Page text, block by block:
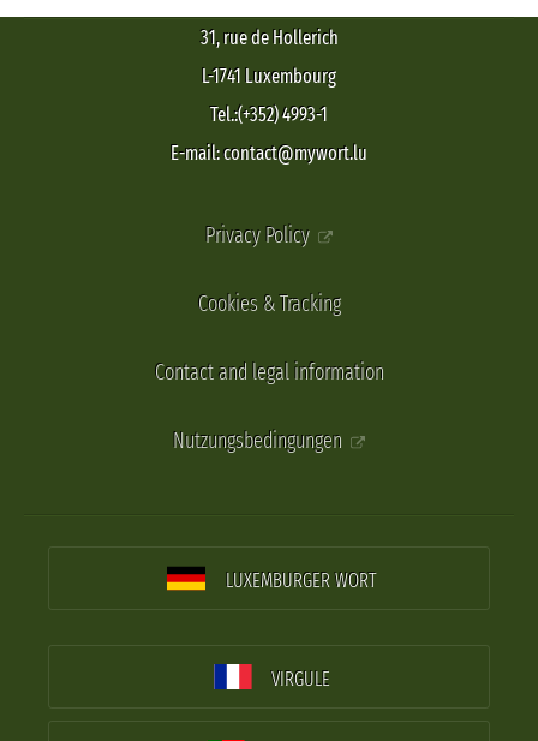
31, rue de Hollerich
L-1741 Luxembourg
Tel.:(+352) 4993-1
E-mail: contact@mywort.lu
Privacy Policy
Cookies & Tracking
Contact and legal information
Nutzungsbedingungen
LUXEMBURGER WORT
VIRGULE